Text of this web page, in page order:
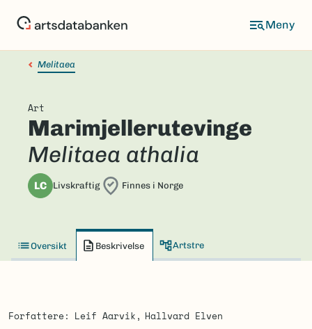
Melitaea
Art
Marimjellerutevinge
Melitaea athalia
LC Livskraftig Finnes i Norge
Oversikt Beskrivelse Artstre
Forfattere Leif Aarvik
Hallvard Elven